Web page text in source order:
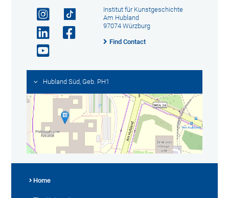
Institut für Kunstgeschichte
Am Hubland
97074 Würzburg
Find Contact
Hubland Süd, Geb. PH1
Home